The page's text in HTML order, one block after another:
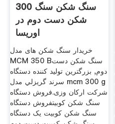
300 سنگ شکن سنگ
شکن دست دوم در
اوریسا
خریدار سنگ شکن های مدل
MCM 350 Bسنگ شکن دست
دوم, بزرگترین تولید کننده دستگاه
سرند گريزلي مدل mcm 300 g
شرکت ارکان وزی.فروش دستگاه
سنگ شکن کوبیتفروش دستگاه
سنگ شکن کوبیت یک دستگاه